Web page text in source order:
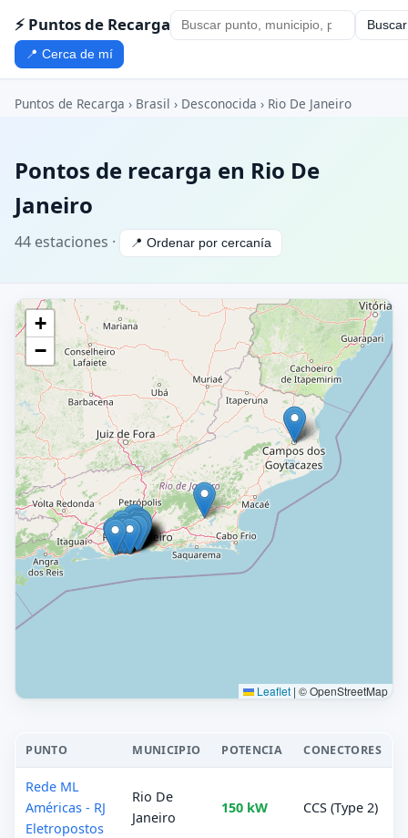
⚡ Puntos de Recarga Buscar
📍 Cerca de mí
Puntos de Recarga › Brasil › Desconocida › Rio De Janeiro
Pontos de recarga en Rio De
Janeiro
44 estaciones · 📍 Ordenar por cercanía
+
−
Leaflet | © OpenStreetMap
PUNTO MUNICIPIO POTENCIA CONECTORES
Rede ML
Américas - RJ
Eletropostos
Rio De
Janeiro
150 kW CCS (Type 2)